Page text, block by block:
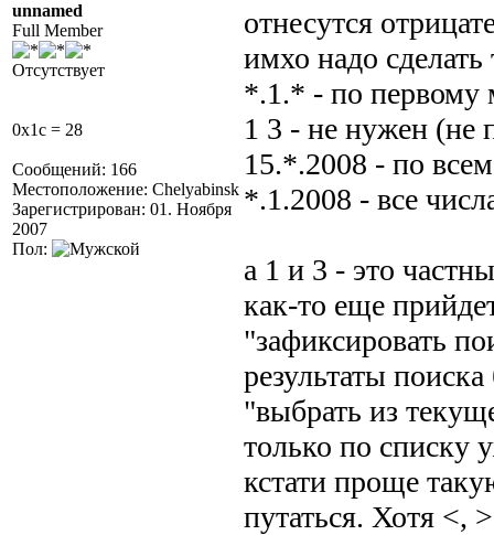
unnamed
Full Member
Отсутствует
0x1c = 28
Сообщений: 166
Местоположение: Chelyabinsk
Зарегистрирован: 01. Ноября
2007
Пол:
отнесутся
имхо надо
*.1.* - по первому
1 3 - не нужен (не
15.*.2008 - по
*.1.2008 - все
а 1 и 3 - это
как-то еще
"зафиксировать
результаты
"выбрать из
только по списку
кстати проще
путаться. Хотя <,